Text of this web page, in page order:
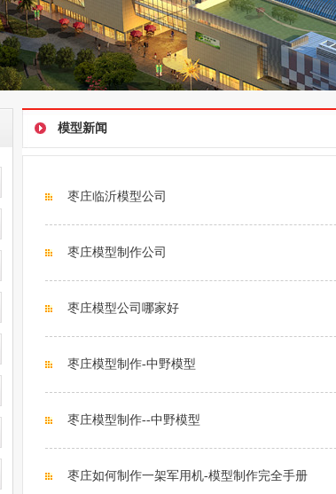
模型新闻
枣庄临沂模型公司
枣庄模型制作公司
枣庄模型公司哪家好
枣庄模型制作-中野模型
枣庄模型制作--中野模型
枣庄如何制作一架军用机-模型制作完全手册